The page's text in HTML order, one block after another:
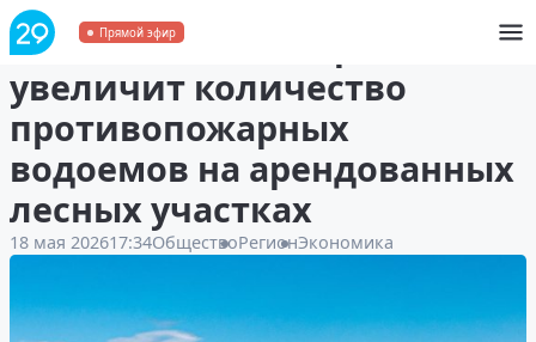
Прямой эфир
ПКП «Титан» в 1,5 раза
увеличит количество
противопожарных
водоемов на арендованных
лесных участках
18 мая 202617:34ОбществоРегионЭкономика